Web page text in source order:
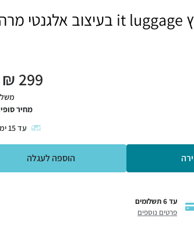
299
₪
משלוח
מחיר
עד15
הוספה לעגלה
עד 6 תשלומים
פרטים נוספים